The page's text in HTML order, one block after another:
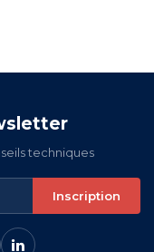
techniques
Inscription